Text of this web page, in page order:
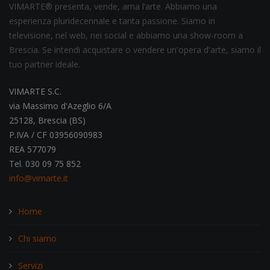
VIMARTE® presenta, vende, ama l’arte. Abbiamo una
esperienza pluridecennale e tanta passione. Siamo in
televisione, nel web, nei social e abbiamo una show-room a
Brescia. Se intendi acquistare o vendere un'opera d'arte, siamo il
tuo partner ideale.
VIMARTE S.C.
via Massimo d'Azeglio 6/A
25128, Brescia (BS)
P.IVA / CF 03956090983
REA 577079
Tel. 030 09 75 852
info@vimarte.it
Home
Chi siamo
Servizi